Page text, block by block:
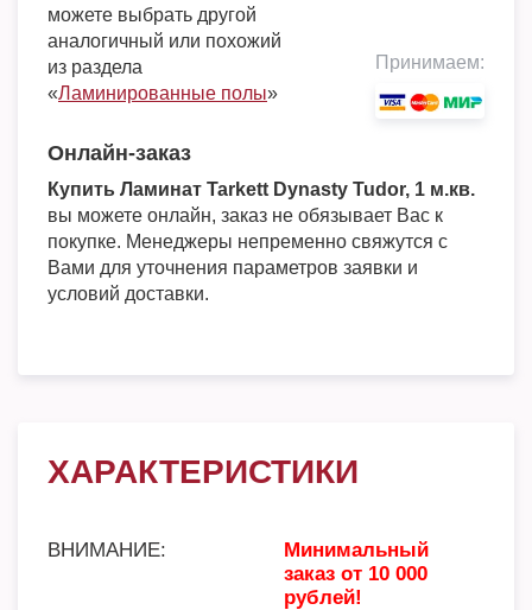
можете выбрать другой
аналогичный или похожий
из раздела
«Ламинированные полы»
Принимаем:
Онлайн-заказ
Купить Ламинат Tarkett Dynasty Tudor, 1 м.кв.
вы можете онлайн, заказ не обязывает Вас к
покупке. Менеджеры непременно свяжутся с
Вами для уточнения параметров заявки и
условий доставки.
ХАРАКТЕРИСТИКИ
ВНИМАНИЕ:
Минимальный
заказ от 10 000
рублей!